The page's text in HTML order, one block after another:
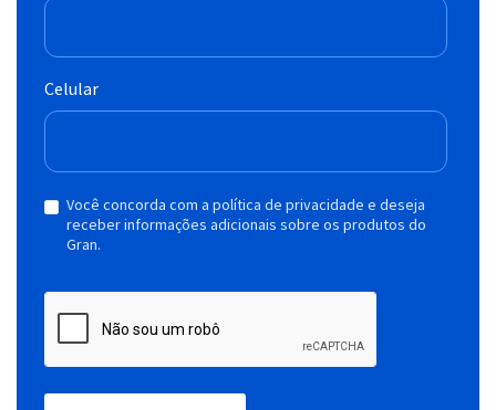
Celular
Você concorda com a política de privacidade e deseja
receber informações adicionais sobre os produtos do
Gran.